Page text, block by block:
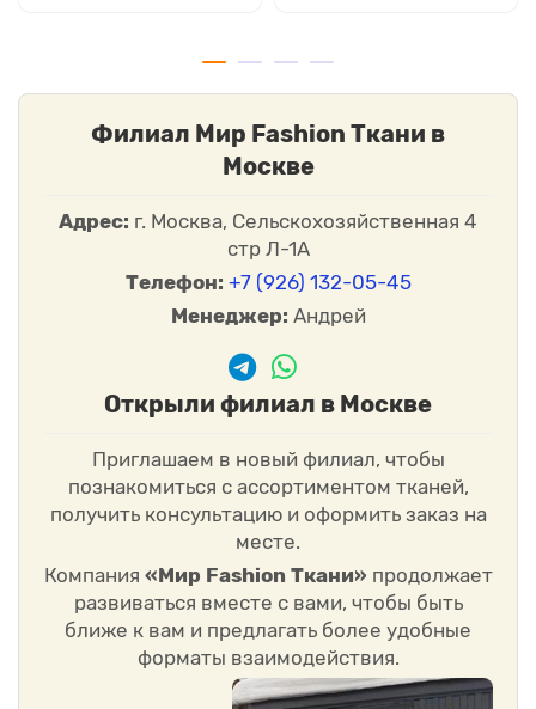
Филиал Мир Fashion Ткани в
Москве
Адрес: г. Москва, Сельскохозяйственная 4
стр Л-1А
Телефон: +7 (926) 132-05-45
Менеджер: Андрей
Открыли филиал в Москве
Приглашаем в новый филиал, чтобы
познакомиться с ассортиментом тканей,
получить консультацию и оформить заказ на
месте.
Компания «Мир Fashion Ткани» продолжает
развиваться вместе с вами, чтобы быть
ближе к вам и предлагать более удобные
форматы взаимодействия.